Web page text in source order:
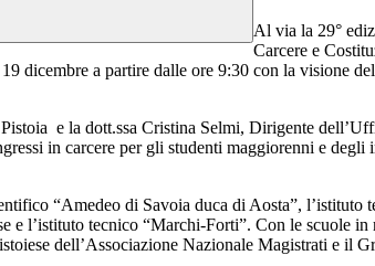
Al via la 29°
Carcere e
dicembre a partire dalle ore 9:30 con la visione
e la dott.ssa Cristina Selmi, Dirigente
in carcere per gli studenti maggiorenni e
“Amedeo di Savoia duca di Aosta”,
e l’istituto tecnico “Marchi-Forti”. Con le scuole
dell’Associazione Nazionale Magistrati e il